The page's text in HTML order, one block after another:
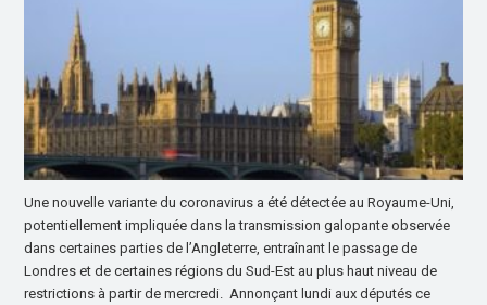
Une nouvelle variante du coronavirus a été détectée au Royaume-Uni,
potentiellement impliquée dans la transmission galopante observée
dans certaines parties de l’Angleterre, entraînant le passage de
Londres et de certaines régions du Sud-Est au plus haut niveau de
restrictions à partir de mercredi. Annonçant lundi aux députés ce